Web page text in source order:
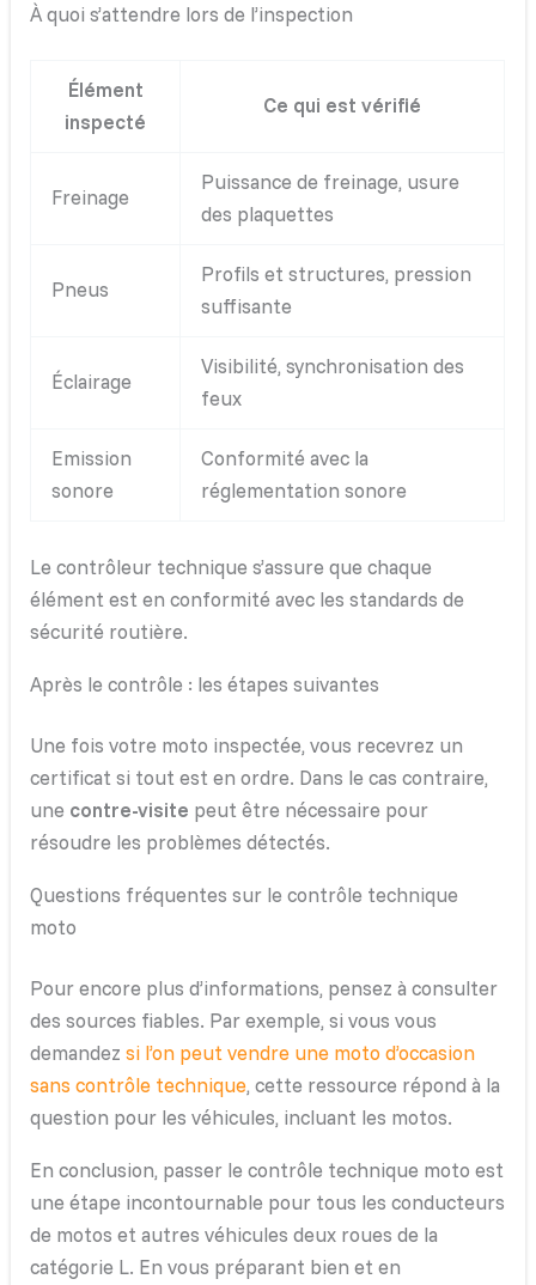
À quoi s’attendre lors de l’inspection
Élément
inspecté
Ce qui est vérifié
Freinage
Puissance de freinage, usure
des plaquettes
Pneus
Profils et structures, pression
suffisante
Éclairage
Visibilité, synchronisation des
feux
Emission
sonore
Conformité avec la
réglementation sonore
Le contrôleur technique s’assure que chaque
élément est en conformité avec les standards de
sécurité routière.
Après le contrôle : les étapes suivantes
Une fois votre moto inspectée, vous recevrez un
certificat si tout est en ordre. Dans le cas contraire,
une contre-visite peut être nécessaire pour
résoudre les problèmes détectés.
Questions fréquentes sur le contrôle technique
moto
Pour encore plus d’informations, pensez à consulter
des sources fiables. Par exemple, si vous vous
demandezsi l’on peut vendre une moto d’occasion
sans contrôle technique, cette ressource répond à la
question pour les véhicules, incluant les motos.
En conclusion, passer le contrôle technique moto est
une étape incontournable pour tous les conducteurs
de motos et autres véhicules deux roues de la
catégorie L. En vous préparant bien et en